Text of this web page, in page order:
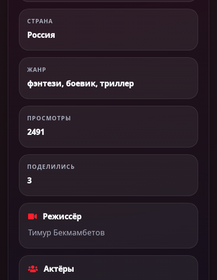
СТРАНА
Россия
ЖАНР
фэнтези, боевик, триллер
ПРОСМОТРЫ
2491
ПОДЕЛИЛИСЬ
3
Режиссёр
Тимур Бекмамбетов
Актёры